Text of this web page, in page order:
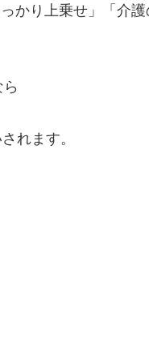
かり上乗せ」「介護
れます。